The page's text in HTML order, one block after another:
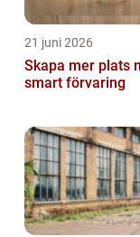
21 juni 2026
Skapa mer plats
smart förvaring